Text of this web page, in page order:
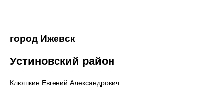
город Ижевск
Устиновский район
Клюшкин Евгений Александрович